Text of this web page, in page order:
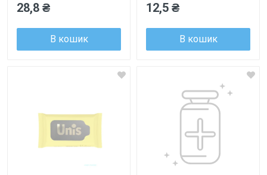
28,8 ₴
В кошик
12,5 ₴
В кошик